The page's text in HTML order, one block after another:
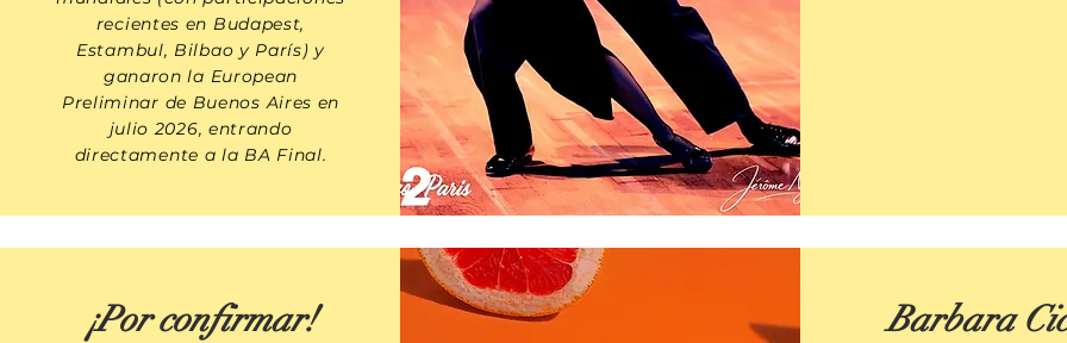
recientes en Budapest,
Estambul, Bilbao y París) y
ganaron la European
Preliminar de Buenos Aires en
julio 2026, entrando
directamente a la BA Final.
¡Por confirmar!
Barbara